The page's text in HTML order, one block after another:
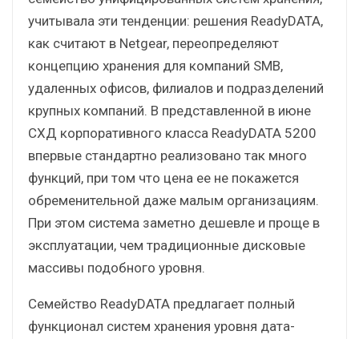
учитывала эти тенденции: решения ReadyDATA,
как считают в Netgear, переопределяют
концепцию хранения для компаний SMB,
удаленных офисов, филиалов и подразделений
крупных компаний. В представленной в июне
СХД корпоративного класса ReadyDATA 5200
впервые стандартно реализовано так много
функций, при том что цена ее не покажется
обременительной даже малым организациям.
При этом система заметно дешевле и проще в
эксплуатации, чем традиционные дисковые
массивы подобного уровня.
Семейство ReadyDATA предлагает полный
функционал систем хранения уровня дата-